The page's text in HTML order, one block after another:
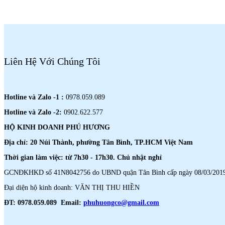
Liên Hệ Với Chúng Tôi
Hotline và Zalo -1 : 0978.059.089
Hotline và Zalo -2: 0902.622.577
HỘ KINH DOANH PHÚ HƯƠNG
Địa chỉ: 20 Núi Thành, phường Tân Bình, TP.HCM Việt Nam
Thời gian làm việc: từ 7h30 - 17h30. Chủ nhật nghỉ
GCNĐKHKD số 41N8042756 do UBND quận Tân Bình cấp ngày 08/03/
Đại diện hộ kinh doanh: VĂN THỊ THU HIỀN
ĐT: 0978.059.089 Email: phuhuongco@gmail.com